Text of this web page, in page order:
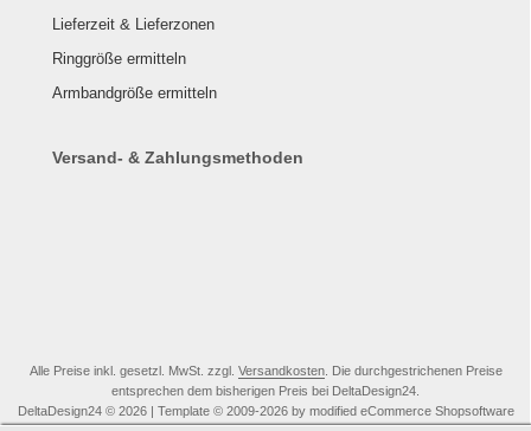
Lieferzeit & Lieferzonen
Ringgröße ermitteln
Armbandgröße ermitteln
Versand- & Zahlungsmethoden
Alle Preise inkl. gesetzl. MwSt. zzgl. Versandkosten. Die durchgestrichenen Preise
entsprechen dem bisherigen Preis bei DeltaDesign24.
DeltaDesign24 © 2026 | Template © 2009-2026 by modified eCommerce Shopsoftware